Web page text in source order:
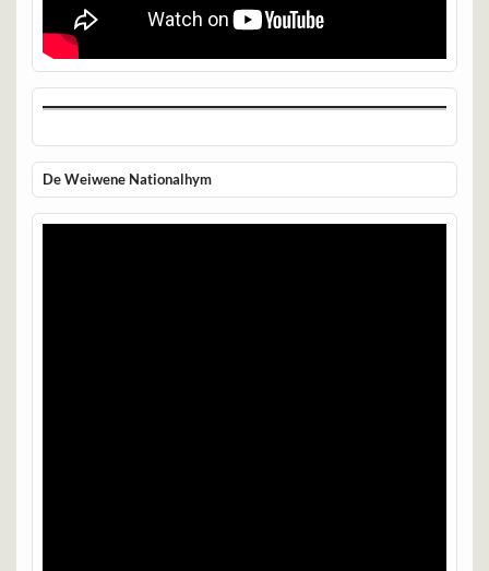
De Weiwene Nationalhym